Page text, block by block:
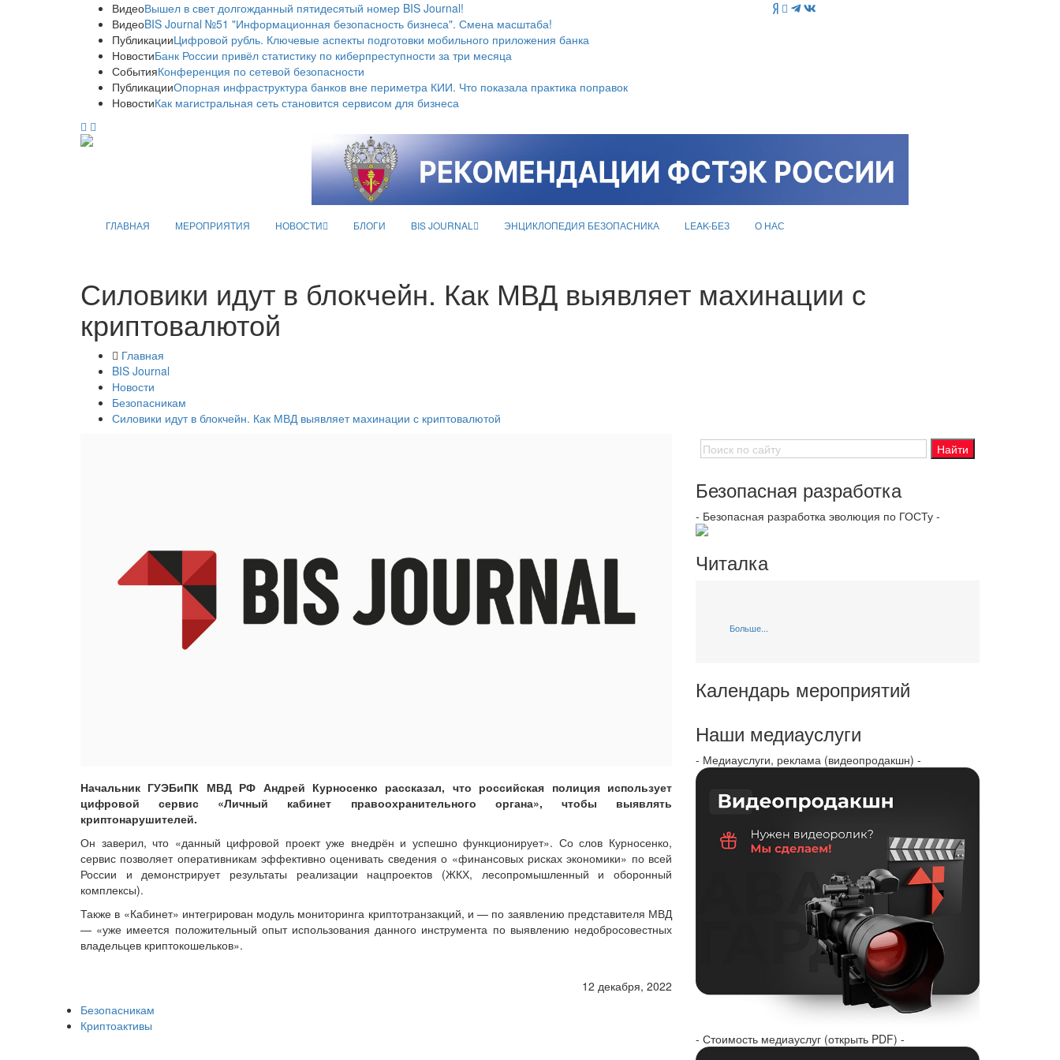
ВидеоВышел в свет долгожданный пятидесятый номер BIS Journal!
ВидеоBIS Journal №51 "Информационная безопасность бизнеса". Смена масштаба!
ПубликацииЦифровой рубль. Ключевые аспекты подготовки мобильного приложения банка
НовостиБанк России привёл статистику по киберпреступности за три месяца
СобытияКонференция по сетевой безопасности
ПубликацииОпорная инфраструктура банков вне периметра КИИ. Что показала практика поправок
НовостиКак магистральная сеть становится сервисом для бизнеса
ГЛАВНАЯ МЕРОПРИЯТИЯ НОВОСТИ БЛОГИ BIS JOURNAL ЭНЦИКЛОПЕДИЯ БЕЗОПАСНИКА LEAK-БЕЗ О НАС
Силовики идут в блокчейн. Как МВД выявляет махинации с
криптовалютой
Главная
BIS Journal
Новости
Безопасникам
Силовики идут в блокчейн. Как МВД выявляет махинации с криптовалютой
Начальник ГУЭБиПК МВД РФ Андрей Курносенко рассказал, что российская полиция использует
цифровой сервис «Личный кабинет правоохранительного органа», чтобы выявлять
криптонарушителей.
Он заверил, что «данный цифровой проект уже внедрён и успешно функционирует». Со слов Курносенко,
сервис позволяет оперативникам эффективно оценивать сведения о «финансовых рисках экономики» по всей
России и демонстрирует результаты реализации нацпроектов (ЖКХ, лесопромышленный и оборонный
комплексы).
Также в «Кабинет» интегрирован модуль мониторинга криптотранзакций, и — по заявлению представителя МВД
— «уже имеется положительный опыт использования данного инструмента по выявлению недобросовестных
владельцев криптокошельков».
12 декабря, 2022
Безопасникам
Криптоактивы
Безопасная разработка
- Безопасная разработка эволюция по ГОСТу -
Читалка
Больше...
Календарь мероприятий
Наши медиауслуги
- Медиауслуги, реклама (видеопродакшн) -
- Стоимость медиауслуг (открыть PDF) -